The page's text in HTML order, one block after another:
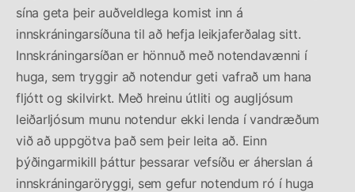
sína geta þeir auðveldlega komist inn á
innskráningarsíðuna til að hefja leikjaferðalag sitt.
Innskráningarsíðan er hönnuð með notendavænni í
huga, sem tryggir að notendur geti vafrað um hana
fljótt og skilvirkt. Með hreinu útliti og augljósum
leiðarljósum munu notendur ekki lenda í vandræðum
við að uppgötva það sem þeir leita að. Einn
þýðingarmikill þáttur þessarar vefsíðu er áherslan á
innskráningaröryggi, sem gefur notendum ró í huga